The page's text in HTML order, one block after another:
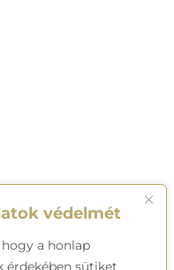
védelmét
a honlap
érdekében sütiket